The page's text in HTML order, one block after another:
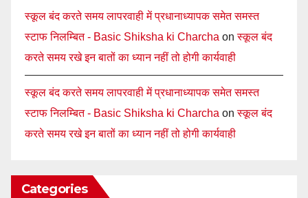
स्कूल बंद करते समय लापरवाही में प्रधानाध्यापक समेत समस्त
स्टाफ निलम्बित - Basic Shiksha ki Charcha onस्कूल बंद
करते समय रखे इन बातों का ध्यान नहीं तो होगी कार्यवाही
स्कूल बंद करते समय लापरवाही में प्रधानाध्यापक समेत समस्त
स्टाफ निलम्बित - Basic Shiksha ki Charcha onस्कूल बंद
करते समय रखे इन बातों का ध्यान नहीं तो होगी कार्यवाही
Categories